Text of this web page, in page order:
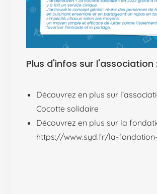
Plus d'infos sur l'association :
Découvrez en plus sur
Cocotte solidaire
Découvrez en plus sur la
https://www.syd.fr/la-